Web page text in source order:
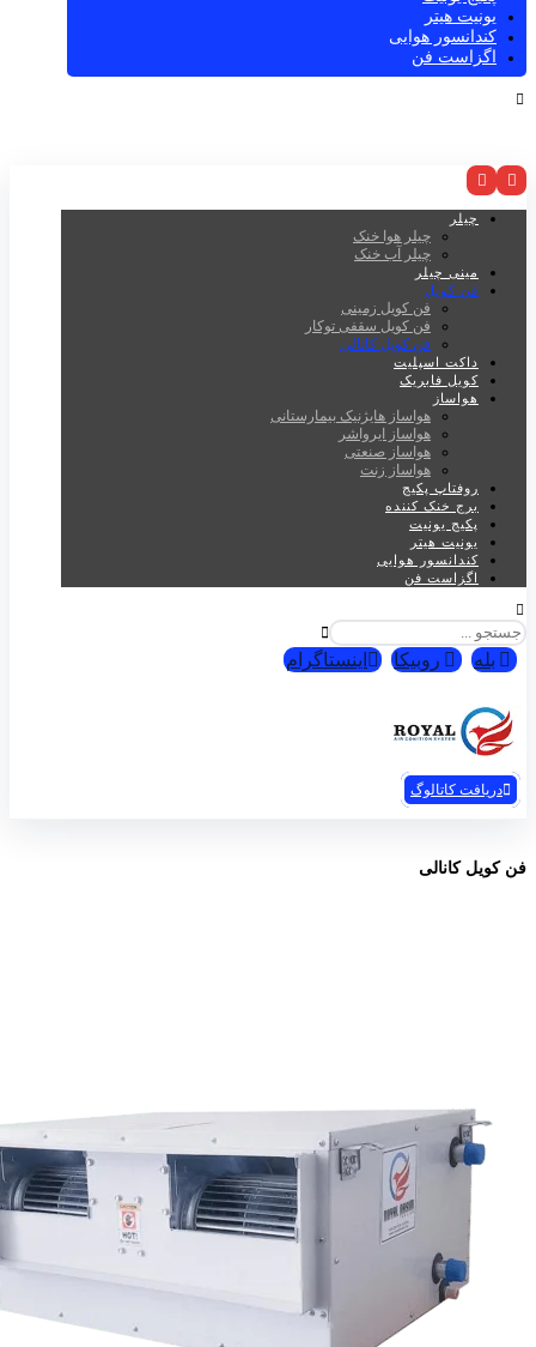
یونیت هیتر
کندانسور هوایی
اگزاست فن
چیلر
چیلر هوا خنک
چیلر آب خنک
مینی چیلر
فن کویل
فن کویل زمینی
فن کویل سقفی توکار
فن کویل کانالی
داکت اسپلیت
کویل فابریک
هواساز
هواساز هایژنیک بیمارستانی
هواساز ایرواشر
هواساز صنعتی
هواساز زنت
روفتاپ پکیج
برج خنک کننده
پکیج یونیت
یونیت هیتر
کندانسور هوایی
اگزاست فن
بله روبیکا اینستاگرام
دریافت کاتالوگ
فن کویل کانالی